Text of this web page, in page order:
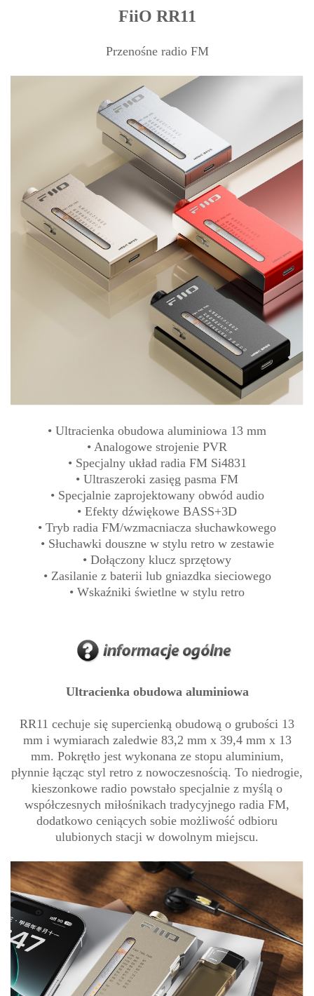
FiiO RR11
Przenośne radio FM
• Ultracienka obudowa aluminiowa 13 mm
• Analogowe strojenie PVR
• Specjalny układ radia FM Si4831
• Ultraszeroki zasięg pasma FM
• Specjalnie zaprojektowany obwód audio
• Efekty dźwiękowe BASS+3D
• Tryb radia FM/wzmacniacza słuchawkowego
• Słuchawki douszne w stylu retro w zestawie
• Dołączony klucz sprzętowy
• Zasilanie z baterii lub gniazdka sieciowego
• Wskaźniki świetlne w stylu retro
Ultracienka obudowa aluminiowa
RR11 cechuje się supercienką obudową o grubości 13
mm i wymiarach zaledwie 83,2 mm x 39,4 mm x 13
mm. Pokrętło jest wykonana ze stopu aluminium,
płynnie łącząc styl retro z nowoczesnością. To niedrogie,
kieszonkowe radio powstało specjalnie z myślą o
współczesnych miłośnikach tradycyjnego radia FM,
dodatkowo ceniących sobie możliwość odbioru
ulubionych stacji w dowolnym miejscu.